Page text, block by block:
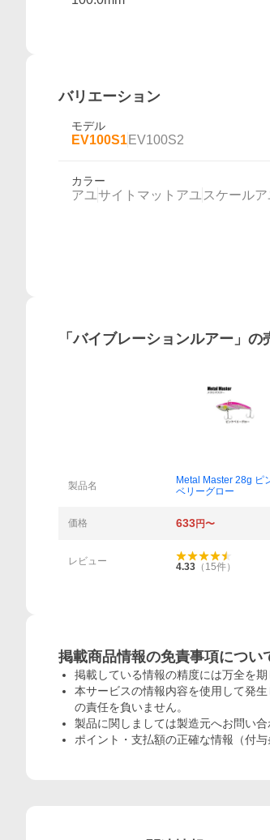
バリエーション
モデル
EV100S1 EV100S2
カラー
アユサイトマットアユ スケールア
「バイブレーションルアー 」の
製品名
Metal Master 28g ピ
ベリーグロー
価格 633円〜
レビュー
4.33 （ 15件）
掲載商品情報の免責事項につい
掲載している情報の精度には万全を
本サービスの情報内容を使用して発
の責任を負いません。
製品に関しましては製造元へお問い
ポイント・支払額の正確な情報（付